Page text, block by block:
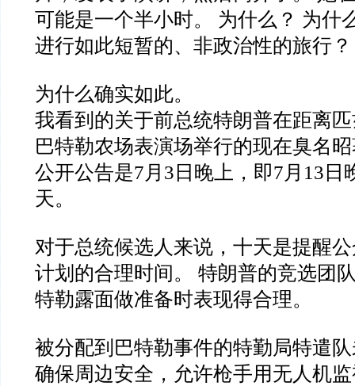
可能是一个半小时。 为什么？ 为什
进行如此短暂的、非政治性的旅行？
为什么确实如此。
我看到的关于前总统特朗普在距离
巴特勒农场表演场举行的现在臭名
公开公告是7月3日晚上，即7月13日
天。
对于总统候选人来说，十天是提醒
计划的合理时间。 特朗普的竞选团
特勒露面做准备时表现得合理。
被分配到巴特勒事件的特勤局特遣
确保周边安全，允许枪手用无人机